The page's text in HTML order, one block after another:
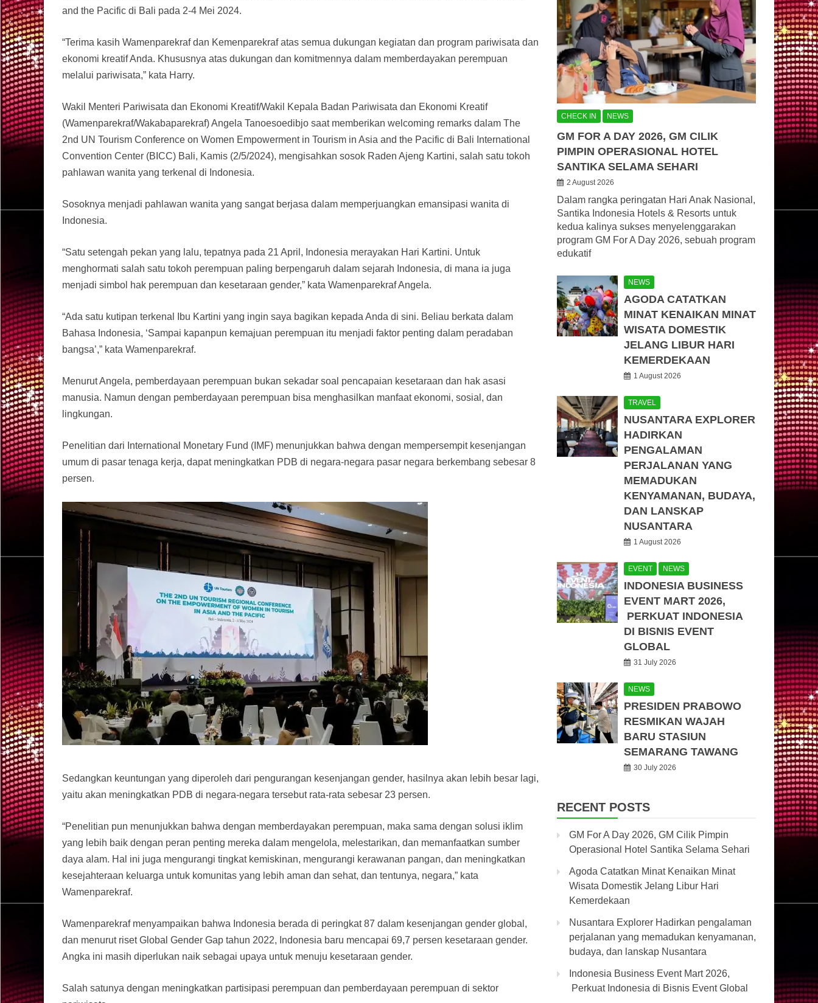
and the Pacific di Bali pada 2-4 Mei 2024.
“Terima kasih Wamenparekraf dan Kemenparekraf atas semua dukungan kegiatan dan program pariwisata dan
ekonomi kreatif Anda. Khususnya atas dukungan dan komitmennya dalam memberdayakan perempuan
melalui pariwisata,” kata Harry.
Wakil Menteri Pariwisata dan Ekonomi Kreatif/Wakil Kepala Badan Pariwisata dan Ekonomi Kreatif
(Wamenparekraf/Wakabaparekraf) Angela Tanoesoedibjo saat memberikan welcoming remarks dalam The
2nd UN Tourism Conference on Women Empowerment in Tourism in Asia and the Pacific di Bali International
Convention Center (BICC) Bali, Kamis (2/5/2024), mengisahkan sosok Raden Ajeng Kartini, salah satu tokoh
pahlawan wanita yang terkenal di Indonesia.
Sosoknya menjadi pahlawan wanita yang sangat berjasa dalam memperjuangkan emansipasi wanita di
Indonesia.
“Satu setengah pekan yang lalu, tepatnya pada 21 April, Indonesia merayakan Hari Kartini. Untuk
menghormati salah satu tokoh perempuan paling berpengaruh dalam sejarah Indonesia, di mana ia juga
menjadi simbol hak perempuan dan kesetaraan gender,” kata Wamenparekraf Angela.
“Ada satu kutipan terkenal Ibu Kartini yang ingin saya bagikan kepada Anda di sini. Beliau berkata dalam
Bahasa Indonesia, ‘Sampai kapanpun kemajuan perempuan itu menjadi faktor penting dalam peradaban
bangsa’,” kata Wamenparekraf.
Menurut Angela, pemberdayaan perempuan bukan sekadar soal pencapaian kesetaraan dan hak asasi
manusia. Namun dengan pemberdayaan perempuan bisa menghasilkan manfaat ekonomi, sosial, dan
lingkungan.
Penelitian dari International Monetary Fund (IMF) menunjukkan bahwa dengan mempersempit kesenjangan
umum di pasar tenaga kerja, dapat meningkatkan PDB di negara-negara pasar negara berkembang sebesar 8
persen.
Sedangkan keuntungan yang diperoleh dari pengurangan kesenjangan gender, hasilnya akan lebih besar lagi,
yaitu akan meningkatkan PDB di negara-negara tersebut rata-rata sebesar 23 persen.
“Penelitian pun menunjukkan bahwa dengan memberdayakan perempuan, maka sama dengan solusi iklim
yang lebih baik dengan peran penting mereka dalam mengelola, melestarikan, dan memanfaatkan sumber
daya alam. Hal ini juga mengurangi tingkat kemiskinan, mengurangi kerawanan pangan, dan meningkatkan
kesejahteraan keluarga untuk komunitas yang lebih aman dan sehat, dan tentunya, negara,” kata
Wamenparekraf.
Wamenparekraf menyampaikan bahwa Indonesia berada di peringkat 87 dalam kesenjangan gender global,
dan menurut riset Global Gender Gap tahun 2022, Indonesia baru mencapai 69,7 persen kesetaraan gender.
Angka ini masih diperlukan naik sebagai upaya untuk menuju kesetaraan gender.
Salah satunya dengan meningkatkan partisipasi perempuan dan pemberdayaan perempuan di sektor
CHECK IN NEWS
GM FOR A DAY 2026, GM CILIK
PIMPIN OPERASIONAL HOTEL
SANTIKA SELAMA SEHARI
2 August 2026
Dalam rangka peringatan Hari Anak Nasional,
Santika Indonesia Hotels & Resorts untuk
kedua kalinya sukses menyelenggarakan
program GM For A Day 2026, sebuah program
edukatif
NEWS
AGODA CATATKAN
MINAT KENAIKAN MINAT
WISATA DOMESTIK
JELANG LIBUR HARI
KEMERDEKAAN
1 August 2026
TRAVEL
NUSANTARA EXPLORER
HADIRKAN
PENGALAMAN
PERJALANAN YANG
MEMADUKAN
KENYAMANAN, BUDAYA,
DAN LANSKAP
NUSANTARA
1 August 2026
EVENT NEWS
INDONESIA BUSINESS
EVENT MART 2026,
PERKUAT INDONESIA
DI BISNIS EVENT
GLOBAL
31 July 2026
NEWS
PRESIDEN PRABOWO
RESMIKAN WAJAH
BARU STASIUN
SEMARANG TAWANG
30 July 2026
RECENT POSTS
GM For A Day 2026, GM Cilik Pimpin
Operasional Hotel Santika Selama Sehari
Agoda Catatkan Minat Kenaikan Minat
Wisata Domestik Jelang Libur Hari
Kemerdekaan
Nusantara Explorer Hadirkan pengalaman
perjalanan yang memadukan kenyamanan,
budaya, dan lanskap Nusantara
Indonesia Business Event Mart 2026,
Perkuat Indonesia di Bisnis Event Global